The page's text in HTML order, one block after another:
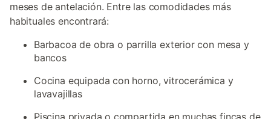
meses de antelación. Entre las comodidades más
habituales encontrará:
Barbacoa de obra o parrilla exterior con mesa y
bancos
Cocina equipada con horno, vitrocerámica y
lavavajillas
Piscina privada o compartida en muchas fincas de